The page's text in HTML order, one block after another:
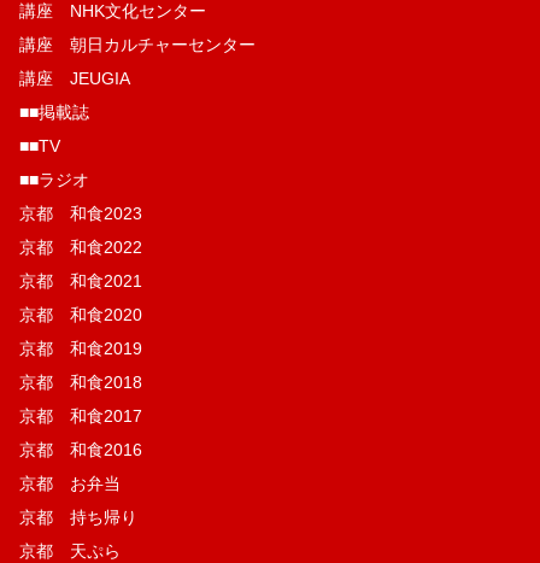
講座 NHK文化センター
講座 朝日カルチャーセンター
講座 JEUGIA
■■掲載誌
■■TV
■■ラジオ
京都 和食2023
京都 和食2022
京都 和食2021
京都 和食2020
京都 和食2019
京都 和食2018
京都 和食2017
京都 和食2016
京都 お弁当
京都 持ち帰り
京都 天ぷら